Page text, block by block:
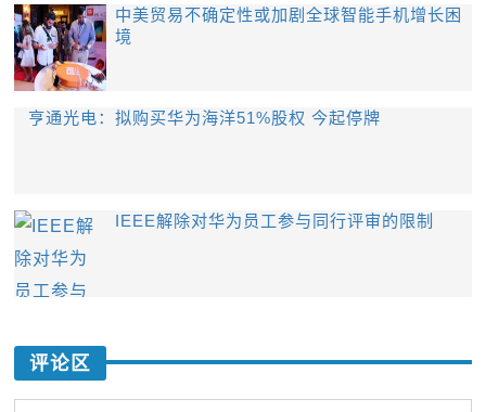
中美贸易不确定性或加剧全球智能手机增长困
境
亨通光电：拟购买华为海洋51%股权 今起停牌
IEEE解除对华为员工参与同行评审的限制
评论区